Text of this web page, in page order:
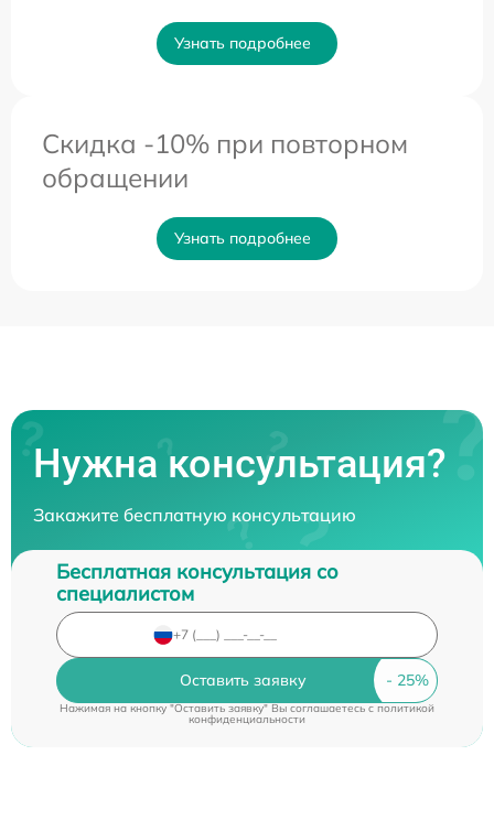
Узнать подробнее
Скидка -10% при повторном
обращении
Узнать подробнее
Нужна консультация?
Закажите бесплатную консультацию
Бесплатная консультация со
специалистом
Оставить заявку
Нажимая на кнопку "Оставить заявку" Вы соглашаетесь cполитикой
конфиденциальности